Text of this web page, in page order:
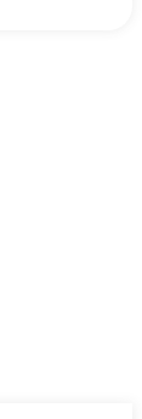
de forma
fiduciária